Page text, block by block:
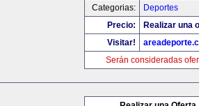
Categorias:
Deportes
Precio:
Realizar una
Visitar!
Serán consideradas